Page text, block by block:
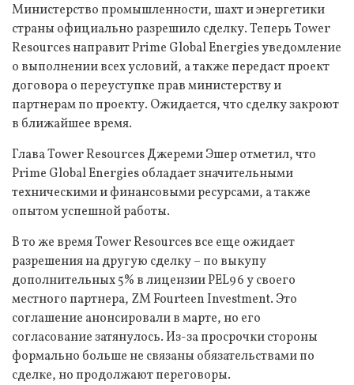
Министерство промышленности, шахт и энергетики
страны официально разрешило сделку. Теперь Tower
Resources направит Prime Global Energies уведомление
о выполнении всех условий, а также передаст проект
договора о переуступке прав министерству и
партнерам по проекту. Ожидается, что сделку закроют
в ближайшее время.
Глава Tower Resources Джереми Эшер отметил, что
Prime Global Energies обладает значительными
техническими и финансовыми ресурсами, а также
опытом успешной работы.
В то же время Tower Resources все еще ожидает
разрешения на другую сделку – по выкупу
дополнительных 5% в лицензии PEL96 у своего
местного партнера, ZM Fourteen Investment. Это
соглашение анонсировали в марте, но его
согласование затянулось. Из-за просрочки стороны
формально больше не связаны обязательствами по
сделке, но продолжают переговоры.